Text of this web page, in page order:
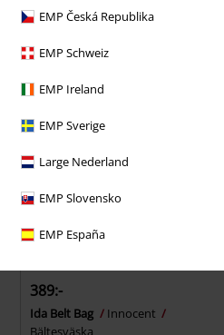
EMP Česká Republika
EMP Schweiz
EMP Ireland
EMP Sverige
Large Nederland
EMP Slovensko
EMP España
389:-
Ida Belt Bag
Innocent
Bältesväska